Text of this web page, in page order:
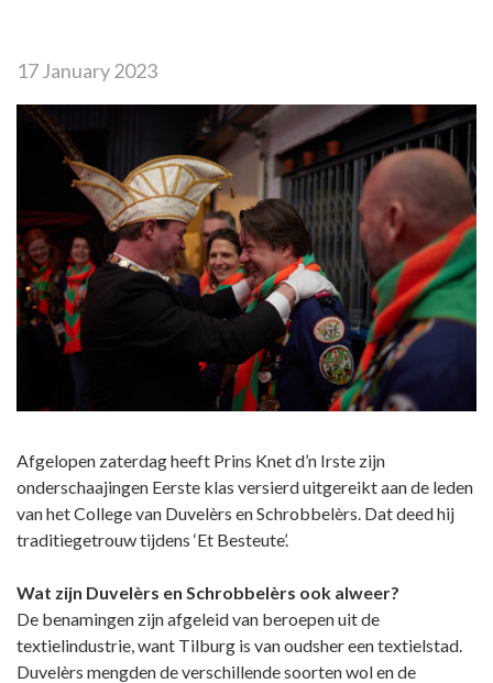
17 January 2023
Afgelopen zaterdag heeft Prins Knet d’n Irste zijn
onderschaajingen Eerste klas versierd uitgereikt aan de leden
van het College van Duvelèrs en Schrobbelèrs. Dat deed hij
traditiegetrouw tijdens ‘Et Besteute’.
Wat zijn Duvelèrs en Schrobbelèrs ook alweer?
De benamingen zijn afgeleid van beroepen uit de
textielindustrie, want Tilburg is van oudsher een textielstad.
Duvelèrs mengden de verschillende soorten wol en de